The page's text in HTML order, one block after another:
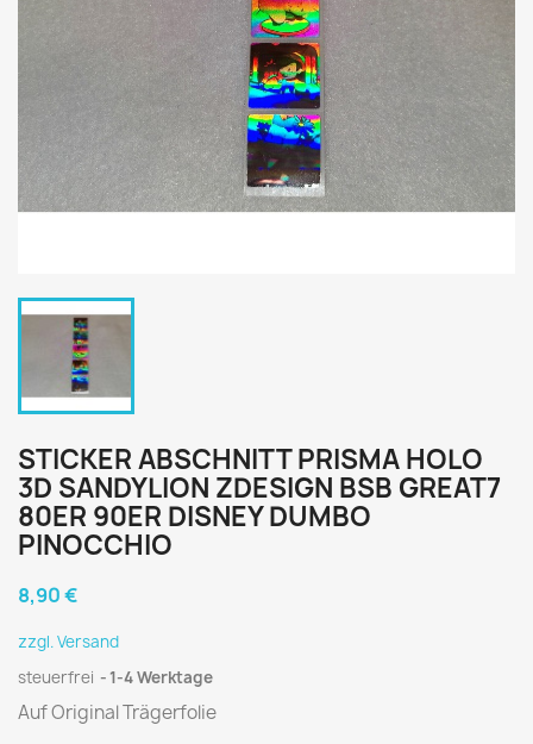
STICKER ABSCHNITT PRISMA HOLO
3D SANDYLION ZDESIGN BSB GREAT7
80ER 90ER DISNEY DUMBO
PINOCCHIO
8,90 €
zzgl. Versand
steuerfrei
1-4 Werktage
Auf Original Trägerfolie